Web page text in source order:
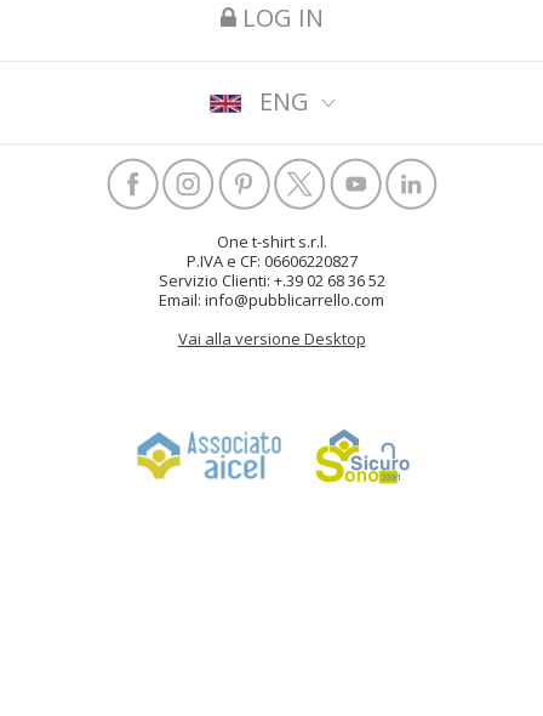
LOG IN
ENG
One t-shirt s.r.l.
P.IVA e CF: 06606220827
Servizio Clienti: +.39 02 68 36 52
Email: info@pubblicarrello.com
Vai alla versione Desktop